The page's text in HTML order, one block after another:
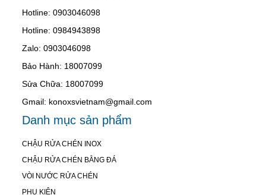
Hotline: 0903046098
Hotline: 0984943898
Zalo: 0903046098
Bảo Hành: 18007099
Sửa Chữa: 18007099
Gmail: konoxsvietnam@gmail.com
Danh mục sản phẩm
CHẬU RỬA CHÉN INOX
CHẬU RỬA CHÉN BẰNG ĐÁ
VÒI NƯỚC RỬA CHÉN
PHỤ KIỆN